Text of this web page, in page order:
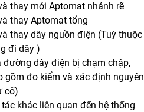
thay mới Aptomat nhánh rẽ
thay Aptomat tổng
thay dây nguồn điện (Tuỳ thuộc
đi dây )
dây điện bị chạm chập,
gồm đo kiểm và xác định nguyên
cố)
khác liên quan đến hệ thống